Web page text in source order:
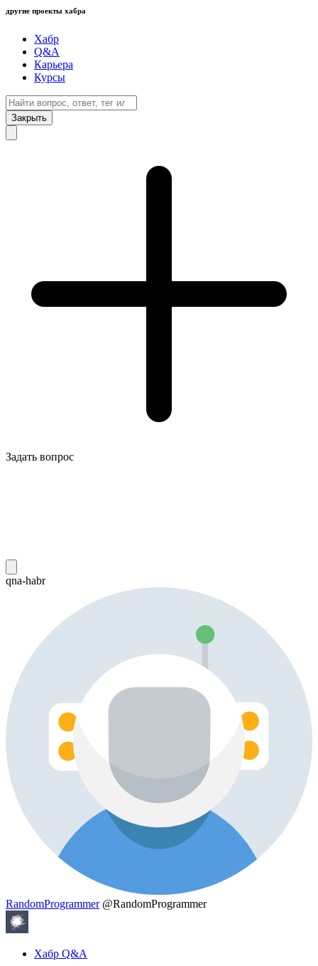
другие проекты хабра
Хабр
Q&A
Карьера
Курсы
Закрыть
Задать вопрос
qna-habr
RandomProgrammer @RandomProgrammer
Хабр Q&A